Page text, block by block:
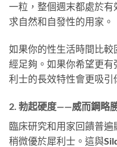
一粒，整個週末都處於
求自然和自發性的用家。
如果你的性生活時間比
經足夠。如果你希望更
利士的長效特性會更吸引
2. 勃起硬度——威而鋼略
臨床研究和用家回饋普
稍微優於犀利士。這與